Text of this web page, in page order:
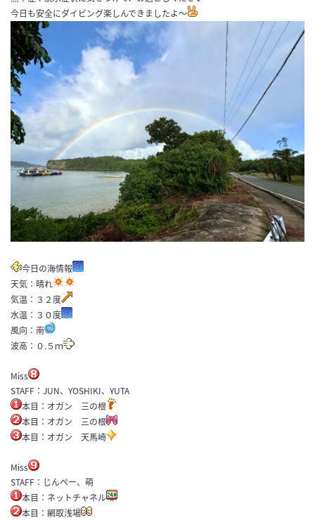
今日も安全にダイビング楽しんできましたよ〜
今日の海情報
天気：晴れ
気温：３２度
水温：３０度
風向：南
波高：０.５ｍ
Miss
STAFF：JUN、YOSHIKI、YUTA
本目：オガン 三の根
本目：オガン 三の根
本目：オガン 天馬崎
Miss
STAFF：じんぺー、萌
本目：ネットチャネル
本目：網取浅場